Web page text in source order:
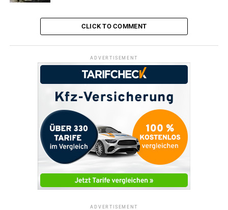
CLICK TO COMMENT
ADVERTISEMENT
ADVERTISEMENT